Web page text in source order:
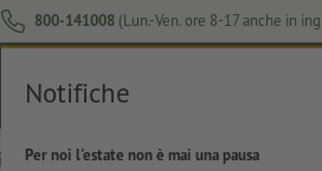
800-141008 (Lun.-Ven. ore 8-17 anche in
Notifiche
Per noi l'estate non è mai una pausa
Per l'ufficio Adesivi